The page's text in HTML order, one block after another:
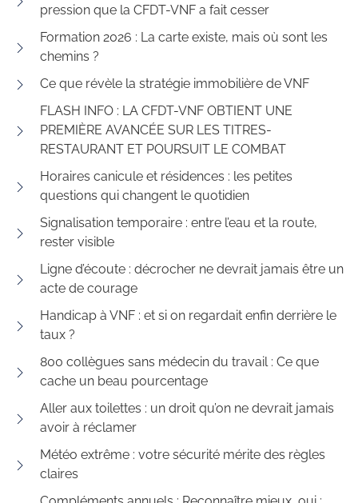
pression que la CFDT-VNF a fait cesser
Formation 2026 : La carte existe, mais où sont les
chemins ?
Ce que révèle la stratégie immobilière de VNF
FLASH INFO : LA CFDT-VNF OBTIENT UNE
PREMIÈRE AVANCÉE SUR LES TITRES-
RESTAURANT ET POURSUIT LE COMBAT
Horaires canicule et résidences : les petites
questions qui changent le quotidien
Signalisation temporaire : entre l’eau et la route,
rester visible
Ligne d’écoute : décrocher ne devrait jamais être un
acte de courage
Handicap à VNF : et si on regardait enfin derrière le
taux ?
800 collègues sans médecin du travail : Ce que
cache un beau pourcentage
Aller aux toilettes : un droit qu’on ne devrait jamais
avoir à réclamer
Météo extrême : votre sécurité mérite des règles
claires